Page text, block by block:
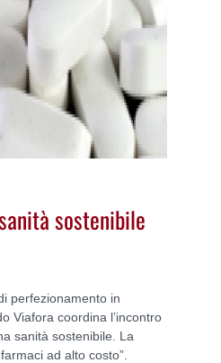
sostenibile
perfezionamento in
Viafora coordina l’incontro
sanità sostenibile. La
ad alto costo”.